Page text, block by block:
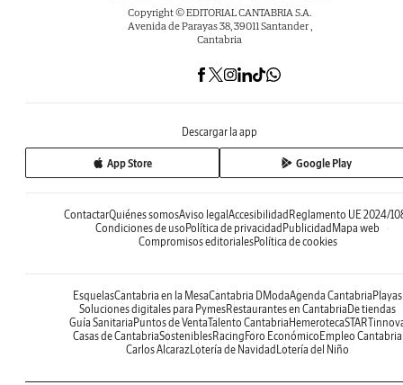
Copyright © EDITORIAL CANTABRIA S.A.
Avenida de Parayas 38, 39011 Santander ,
Cantabria
Descargar la app
App Store Google Play
ContactarQuiénes somosAviso legal Accesibilidad Reglamento UE 2024/
Condiciones de uso Política de privacidad Publicidad Mapa web
Compromisos editorialesPolítica de cookies
EsquelasCantabria en la MesaCantabria DModaAgenda Cantabria Playas
Soluciones digitales para PymesRestaurantes en Cantabria De tiendas
Guía Sanitaria Puntos de VentaTalento Cantabria Hemeroteca
Casas de CantabriaSosteniblesRacing Foro Económico Empleo Cantabria
Carlos AlcarazLotería de Navidad Lotería del Niño